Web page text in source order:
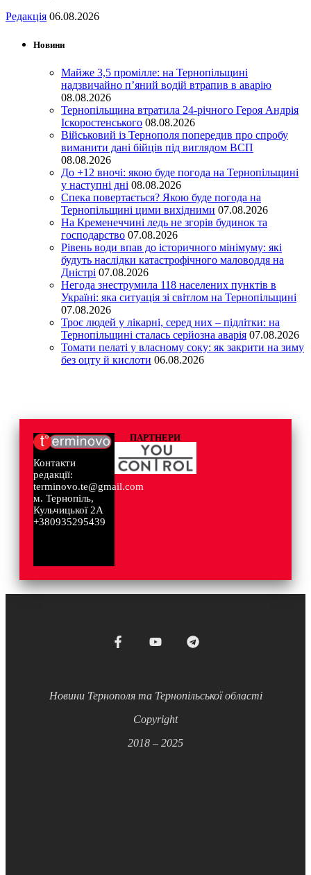
Редакція 06.08.2026
Новини
Майже 3,5 промілле: на Тернопільщині
надзвичайно п’яний водій втрапив в аварію
08.08.2026
Тернопільщина втратила 24-річного Героя Андрія
Іскоростенського 08.08.2026
Військовий із Тернополя попередив про спробу
виманити дані бійців під виглядом ВСП
08.08.2026
До +12 вночі: якою буде погода на Тернопільщині
у наступні дні 08.08.2026
Спека повертається? Якою буде погода на
Тернопільщині цими вихідними 07.08.2026
На Кременеччині ледь не згорів будинок та
господарство 07.08.2026
Рівень води впав до історичного мінімуму: які
будуть наслідки катастрофічного маловоддя на
Дністрі 07.08.2026
Негода знеструмила 118 населених пунктів в
Україні: яка ситуація зі світлом на Тернопільщині
07.08.2026
Троє людей у лікарні, серед них – підлітки: на
Тернопільщині сталась серйозна аварія 07.08.2026
Томати пелаті у власному соку: як закрити на зиму
без оцту й кислоти 06.08.2026
Контакти
редакції:
terminovo.te@gmail.com
м. Тернопіль,
Кульчицької 2А
+380935295439
ПАРТНЕРИ
Новини Тернополя та Тернопільської області
Copyright
2018 – 2025